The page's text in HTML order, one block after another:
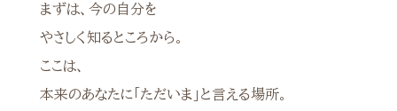
まずは、今の自分を
やさしく知るところから。
ここは、
本来のあなたに「ただいま」と言える場所。